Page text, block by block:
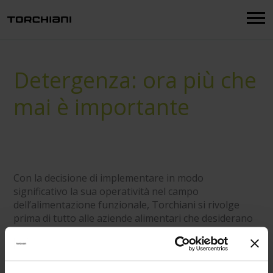
Detergenza: ora più che
mai è importante
Con la decisione di implementare in modo
significativo la sua operatività nel campo
dell’alimentazione funzionale, Torchiani si rivolge
prima di tutto alle aziende alimentari che desiderano
diversificare la loro offerta sostenendo gli
orientamenti dei consumatori più salutisti, dove il